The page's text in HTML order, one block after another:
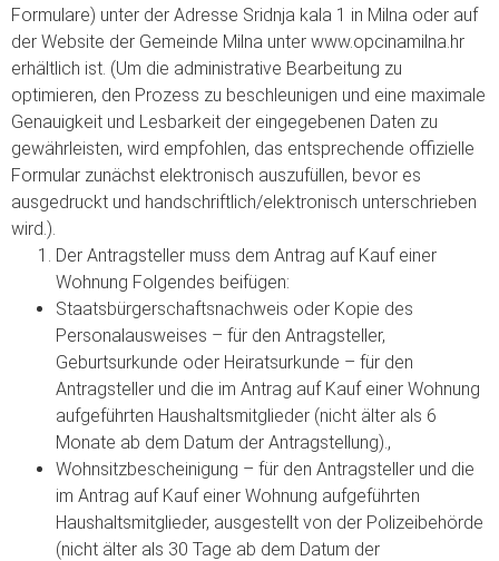
Formulare) unter der Adresse Sridnja kala 1 in Milna oder auf
der Website der Gemeinde Milna unter www.opcinamilna.hr
erhältlich ist. (Um die administrative Bearbeitung zu
optimieren, den Prozess zu beschleunigen und eine maximale
Genauigkeit und Lesbarkeit der eingegebenen Daten zu
gewährleisten, wird empfohlen, das entsprechende offizielle
Formular zunächst elektronisch auszufüllen, bevor es
ausgedruckt und handschriftlich/elektronisch unterschrieben
wird.).
Der Antragsteller muss dem Antrag auf Kauf einer
Wohnung Folgendes beifügen:
Staatsbürgerschaftsnachweis oder Kopie des
Personalausweises – für den Antragsteller,
Geburtsurkunde oder Heiratsurkunde – für den
Antragsteller und die im Antrag auf Kauf einer Wohnung
aufgeführten Haushaltsmitglieder (nicht älter als 6
Monate ab dem Datum der Antragstellung).,
Wohnsitzbescheinigung – für den Antragsteller und die
im Antrag auf Kauf einer Wohnung aufgeführten
Haushaltsmitglieder, ausgestellt von der Polizeibehörde
(nicht älter als 30 Tage ab dem Datum der